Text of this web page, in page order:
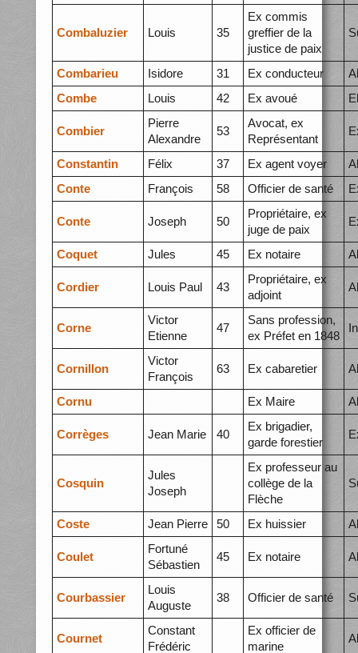
Combaluzier Louis 35
Ex commis
greffier de la
justice de paix
Combarieu Isidore 31 Ex conducteur
Combe
Louis 42 Ex avoué
Combier
Pierre
Alexandre
53
Avocat, ex
Représentant
Constantin Félix 37 Ex agent voyer
Conte
François 58 Officier de santé
Conte Joseph 50
Propriétaire, ex
juge de paix
Coquet Jules 45 Ex notaire
Cordier Louis Paul 43
Propriétaire, ex
adjoint
Corne
Victor
Etienne
47
Sans profession,
ex Préfet en 1848
Cornillon
Victor
François
63 Ex cabaretier
Cornu Ex Maire
Corrèges Jean Marie 40
Ex brigadier,
garde forestier
Cosquin
Jules
Joseph
Ex professeur au
collège de la
Flèche
Coste Jean Pierre 50 Ex huissier
Coulet
Fortuné
Sébastien
45 Ex notaire
Courbassier
Louis
Auguste
38 Officier de santé
Cournet
Constant
Frédéric
Ex officier de
marine